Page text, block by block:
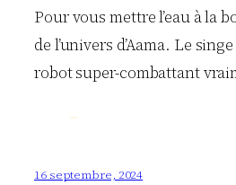
Pour vous mettre l’eau à la
de l’univers d’Aama. Le
robot super-combattant
16 septembre, 2024